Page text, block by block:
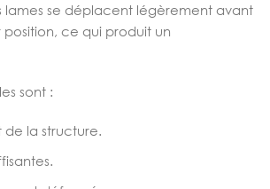
lames se déplacent légèrement avant
ce qui produit un
sont :
de la structure.